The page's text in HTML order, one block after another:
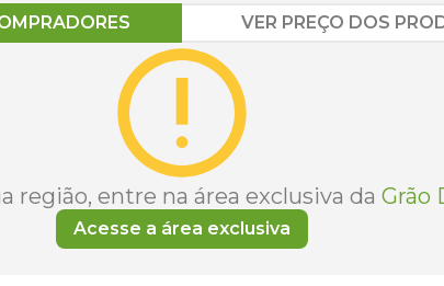
VER PREÇO DOS
região, entre na área exclusiva da Grão
Acesse a área exclusiva